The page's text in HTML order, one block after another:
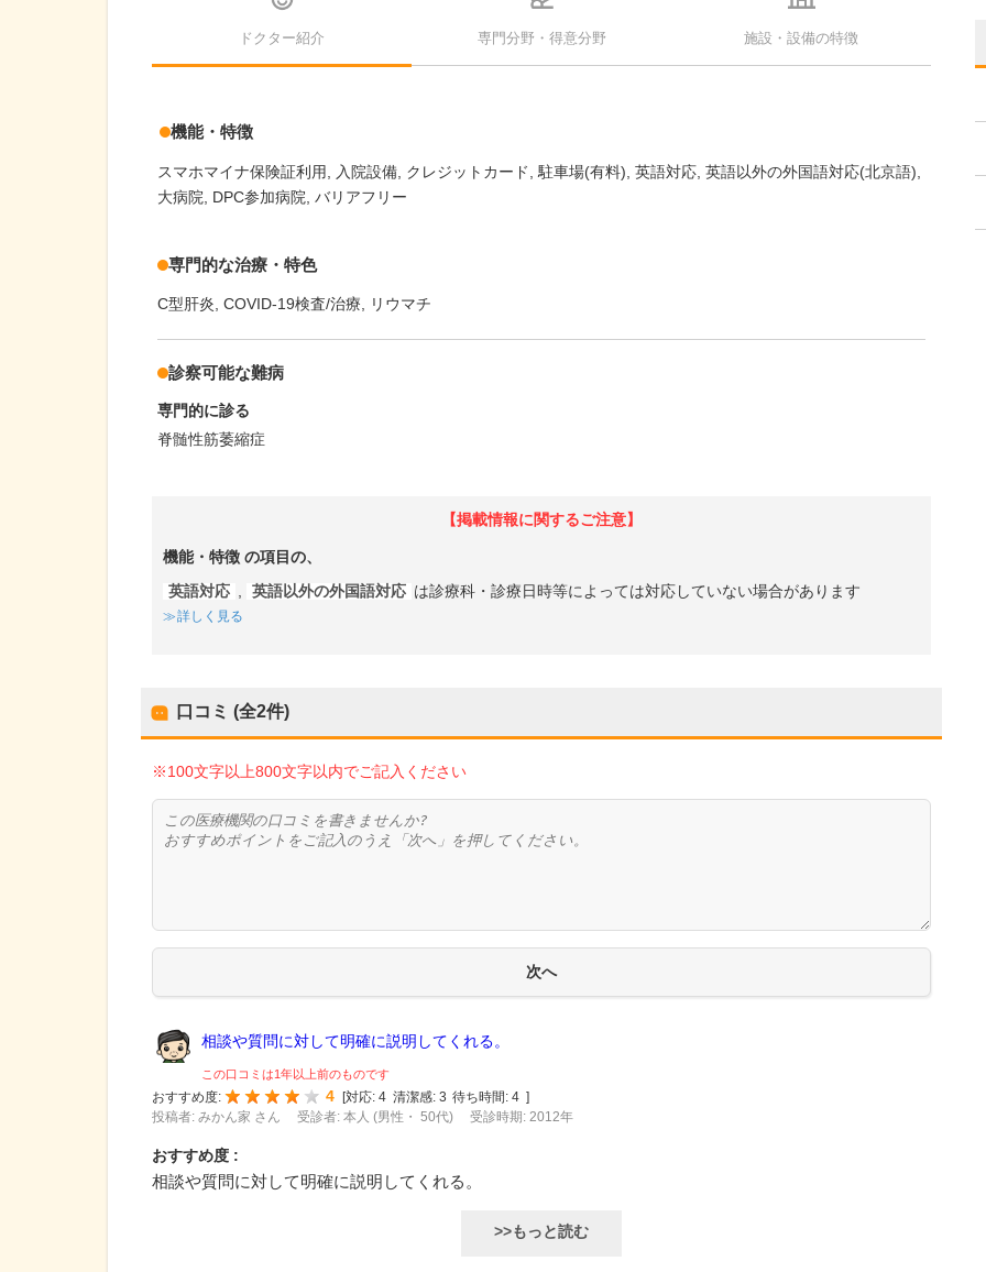
ドクター紹介 専門分野・得意分野 施設・設備の特徴
機能・特徴
スマホマイナ保険証利用 入院設備 クレジットカード 駐車場(有料) 英語対応 英語以外の外国語対応(北京語)
大病院
DPC参加病院 バリアフリー
専門的な治療・特色
C型肝炎 COVID-19検査/治療 リウマチ
診察可能な難病
専門的に診る
脊髄性筋萎縮症
【掲載情報に関するご注意】
機能・特徴 の項目の、
英語対応 , 英語以外の外国語対応 は診療科・診療日時等によっては対応していない場合があります
詳しく見る
口コミ (全2件)
※100文字以上800文字以内でご記入ください
相談や質問に対して明確に説明してくれる。
この口コミは1年以上前のものです
おすすめ度:
4 [対応: 4 清潔感: 3 待ち時間: 4 ]
投稿者: みかん家 さん
受診者: 本人 (男性・ 50代) 受診時期: 2012年
おすすめ度 :
相談や質問に対して明確に説明してくれる。
>>もっと読む